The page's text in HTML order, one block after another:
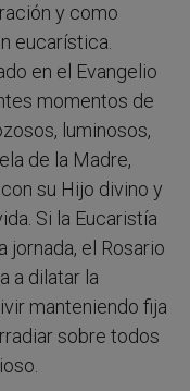
y como
eucarística.
en el Evangelio
momentos de
luminosos,
de la Madre,
su Hijo divino y
Si la Eucaristía
jornada, el Rosario
a dilatar la
manteniendo fija
sobre todos